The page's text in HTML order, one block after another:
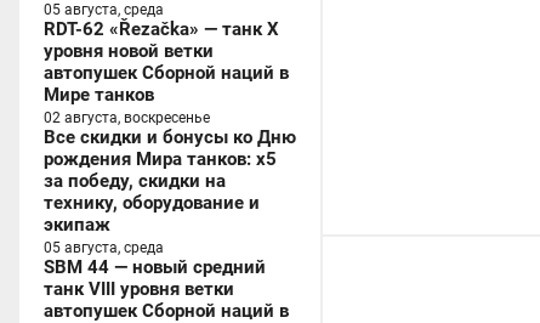
05 августа, среда
RDT-62 «Řezačka» — танк X
уровня новой ветки
автопушек Сборной наций в
Мире танков
02 августа, воскресенье
Все скидки и бонусы ко Дню
рождения Мира танков: x5
за победу, скидки на
технику, оборудование и
экипаж
05 августа, среда
SBM 44 — новый средний
танк VIII уровня ветки
автопушек Сборной наций в